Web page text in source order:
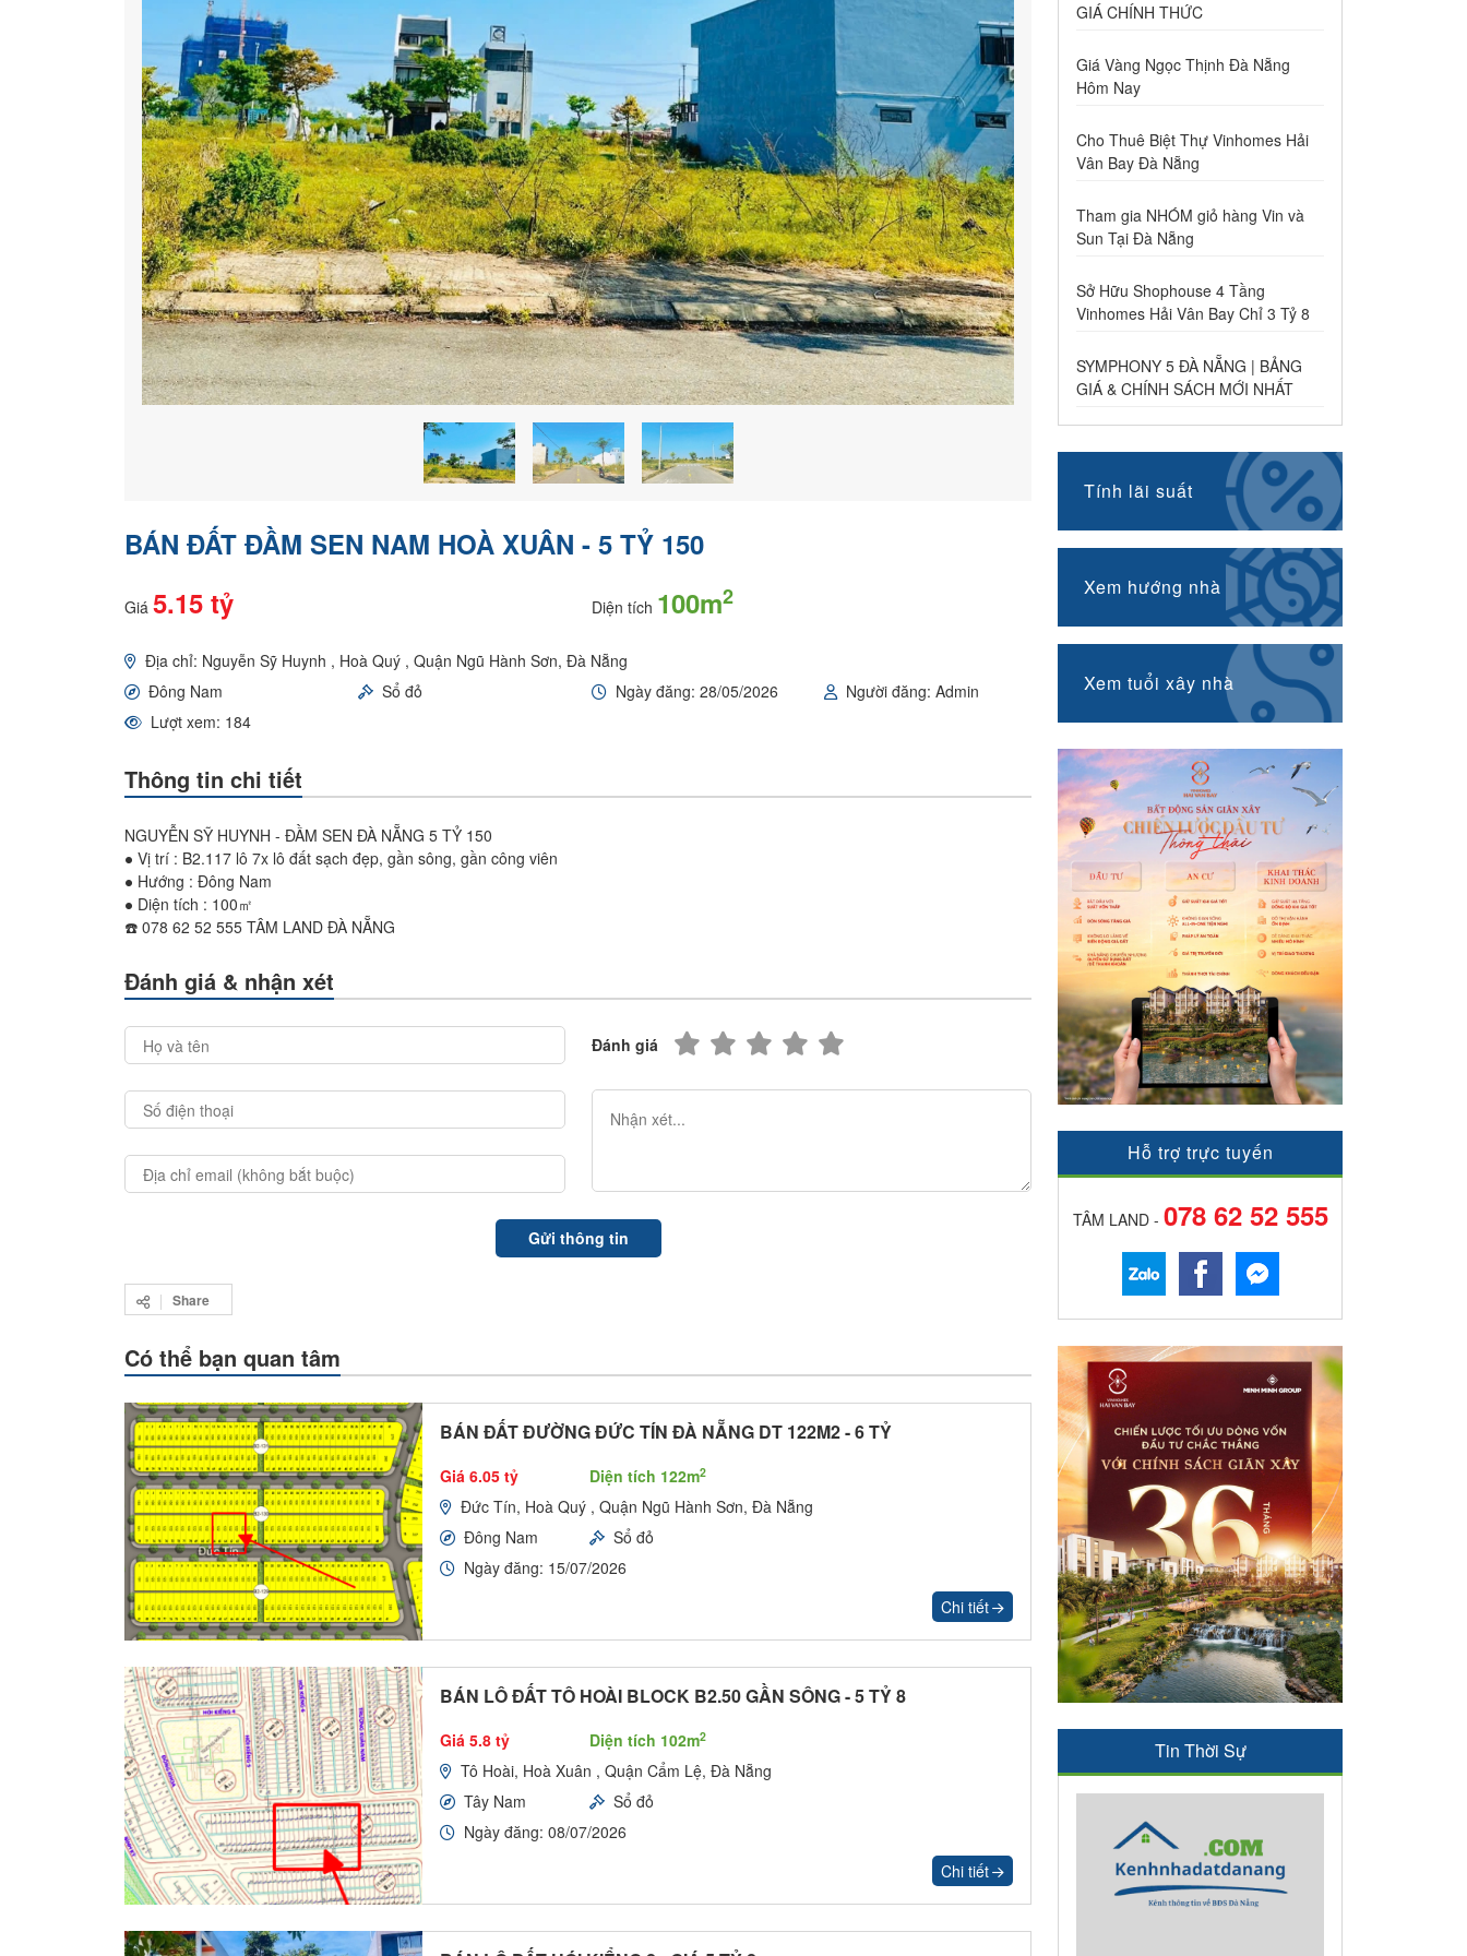
BÁN ĐẤT ĐẦM SEN NAM HOÀ XUÂN - 5 TỶ 150
Giá 5.15 tỷ Diện tích 100m2
Địa chỉ: Nguyễn Sỹ Huynh , Hoà Quý , Quận Ngũ Hành Sơn, Đà Nẵng
Đông Nam
Sổ đỏ Ngày đăng: 28/05/2026
Người đăng: Admin
Lượt xem: 184
Thông tin chi tiết
NGUYỄN SỸ HUYNH - ĐẦM SEN ĐÀ NẴNG 5 TỶ 150
● Vị trí : B2.117 lô 7x lô đất sạch đẹp, gần sông, gần công viên
● Hướng : Đông Nam
● Diện tích : 100㎡
☎️ 078 62 52 555 TÂM LAND ĐÀ NẴNG
Đánh giá & nhận xét
Đánh giá
Share
Có thể bạn quan tâm
BÁN ĐẤT ĐƯỜNG ĐỨC TÍN ĐÀ NẴNG DT 122M2 - 6 TỶ
Giá 6.05 tỷ Diện tích 122m2
Đức Tín, Hoà Quý , Quận Ngũ Hành Sơn, Đà Nẵng
Đông Nam
Sổ đỏ
Ngày đăng: 15/07/2026
Chi tiết
BÁN LÔ ĐẤT TÔ HOÀI BLOCK B2.50 GẦN SÔNG - 5 TỶ 8
Giá 5.8 tỷ Diện tích 102m2
Tô Hoài, Hoà Xuân , Quận Cẩm Lệ, Đà Nẵng
Tây Nam
Sổ đỏ
Ngày đăng: 08/07/2026
Chi tiết
GIÁ CHÍNH THỨC
Giá Vàng Ngọc Thịnh Đà Nẵng
Hôm Nay
Cho Thuê Biệt Thự Vinhomes Hải
Vân Bay Đà Nẵng
Tham gia NHÓM giỏ hàng Vin và
Sun Tại Đà Nẵng
Sở Hữu Shophouse 4 Tầng
Vinhomes Hải Vân Bay Chỉ 3 Tỷ 8
SYMPHONY 5 ĐÀ NẴNG | BẢNG
GIÁ & CHÍNH SÁCH MỚI NHẤT
Tính lãi suất
Xem hướng nhà
Xem tuổi xây nhà
Hỗ trợ trực tuyến
TÂM LAND - 078 62 52 555
Tin Thời Sự